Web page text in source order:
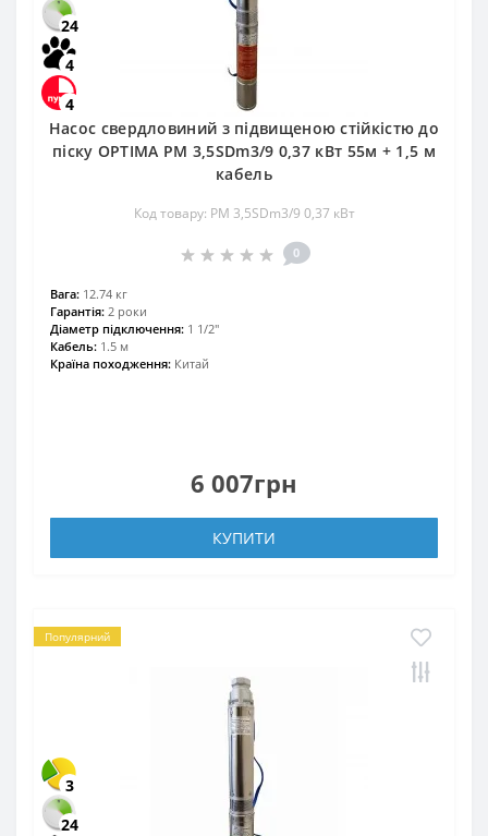
24
4
4
Насос свердловиний з підвищеною стійкістю до
піску OPTIMA PM 3,5SDm3/9 0,37 кВт 55м + 1,5 м
кабель
Код товару: PM 3,5SDm3/9 0,37 кВт
0
Вага: 12.74 кг
Гарантія: 2 роки
Діаметр підключення: 1 1/2"
Кабель: 1.5 м
Країна походження: Китай
6 007грн
КУПИТИ
Популярний
3
24